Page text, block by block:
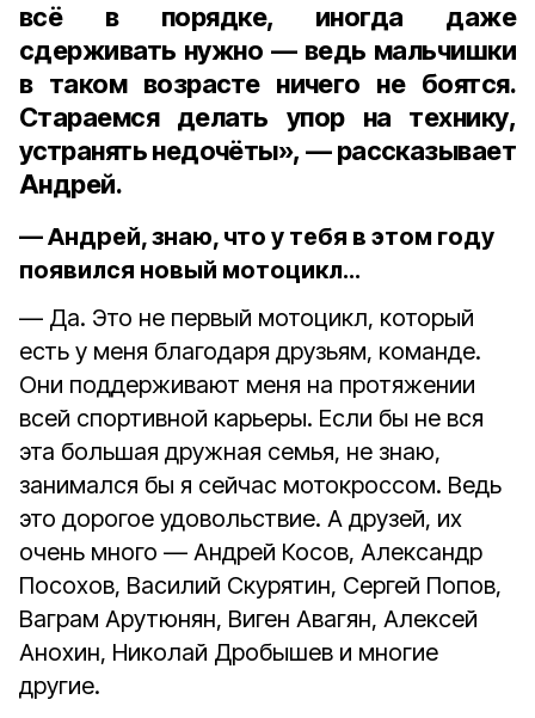
всё в порядке, иногда даже
сдерживать нужно — ведь мальчишки
в таком возрасте ничего не боятся.
Стараемся делать упор на технику,
устранять недочёты», — рассказывает
Андрей.
— Андрей, знаю, что у тебя в этом году
появился новый мотоцикл…
— Да. Это не первый мотоцикл, который
есть у меня благодаря друзьям, команде.
Они поддерживают меня на протяжении
всей спортивной карьеры. Если бы не вся
эта большая дружная семья, не знаю,
занимался бы я сейчас мотокроссом. Ведь
это дорогое удовольствие. А друзей, их
очень много — Андрей Косов, Александр
Посохов, Василий Скурятин, Сергей Попов,
Ваграм Арутюнян, Виген Авагян, Алексей
Анохин, Николай Дробышев и многие
другие.